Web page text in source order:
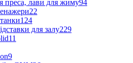
преса, лави для жиму94
22
124
для залу229
11
9